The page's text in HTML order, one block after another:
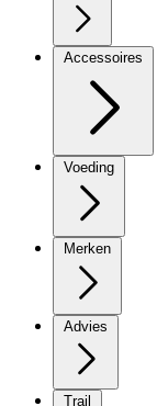
Accessoires
Voeding
Merken
Advies
Trail